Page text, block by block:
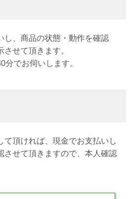
し、商品の状態・動作を確認
せて頂きます。
でお伺いします。
て頂ければ、現金でお支払いし
させて頂きますので、本人確認